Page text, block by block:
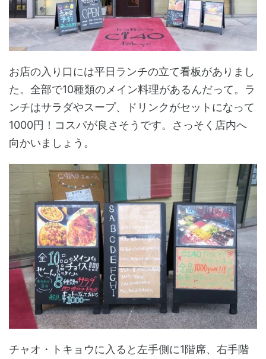
お店の入り口には平日ランチの立て看板がありまし
た。全部で10種類のメイン料理があるんだって。ラ
ンチはサラダやスープ、ドリンクがセットになって
1000円！コスパが良さそうです。さっそく店内へ
向かいましょう。
チャオ・トキョウに入ると左手側に1階席、右手階